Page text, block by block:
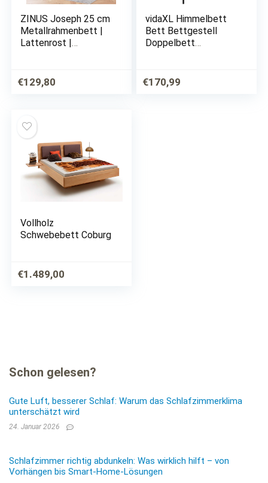
ZINUS Joseph 25 cm
Metallrahmenbett |
Lattenrost |
dem Bett | 180 x 200
cm | Schwarz
€129,80
vidaXL Himmelbett
Bett Bettgestell
Doppelbett
Lattenrost
Schlafzimmerbett
€170,99
Vollholz
Schwebebett Coburg
€1.489,00
Schon gelesen?
Gute Luft, besserer Schlaf: Warum das Schlafzimmerklima
unterschätzt wird
24. Januar 2026
Schlafzimmer richtig abdunkeln: Was wirklich hilft – von
Vorhängen bis Smart-Home-Lösungen